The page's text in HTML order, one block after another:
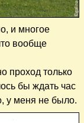
и многое
вообще
проход только
бы ждать час
у меня не было.